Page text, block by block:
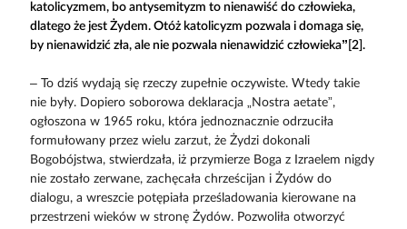
katolicyzmem, bo antysemityzm to nienawiść do człowieka,
dlatego że jest Żydem. Otóż katolicyzm pozwala i domaga się,
by nienawidzić zła, ale nie pozwala nienawidzić człowieka”[2].
– To dziś wydają się rzeczy zupełnie oczywiste. Wtedy takie
nie były. Dopiero soborowa deklaracja „Nostra aetate”,
ogłoszona w 1965 roku, która jednoznacznie odrzuciła
formułowany przez wielu zarzut, że Żydzi dokonali
Bogobójstwa, stwierdzała, iż przymierze Boga z Izraelem nigdy
nie zostało zerwane, zachęcała chrześcijan i Żydów do
dialogu, a wreszcie potępiała prześladowania kierowane na
przestrzeni wieków w stronę Żydów. Pozwoliła otworzyć